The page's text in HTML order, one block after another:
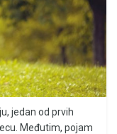
jedan od prvih
Međutim, pojam